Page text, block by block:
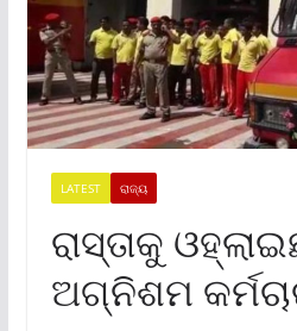
LATEST ରାଜ୍ୟ
ରାସ୍ତାକୁ
ଅଗ୍ନିଶମ